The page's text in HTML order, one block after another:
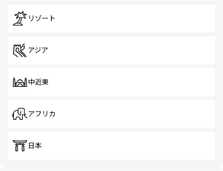
リゾート
アジア
中近東
アフリカ
日本